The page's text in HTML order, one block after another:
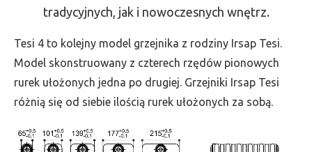
wys.
500,
szer.
1080,
1606
tradycyjnych, jak i nowoczesnych wnętrz.
Tesi 4 to kolejny model grzejnika z rodziny Irsap Tesi.
Model skonstruowany z czterech rzędów pionowych
rurek ułożonych jedna po drugiej. Grzejniki Irsap Tesi
różnią się od siebie ilością rurek ułożonych za sobą.